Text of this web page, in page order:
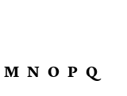
M N O P Q